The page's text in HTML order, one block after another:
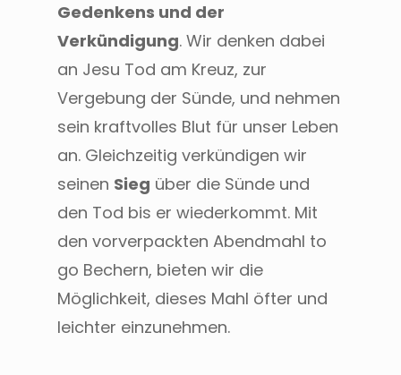
Gedenkens und der
Verkündigung. Wir denken dabei
an Jesu Tod am Kreuz, zur
Vergebung der Sünde, und nehmen
sein kraftvolles Blut für unser Leben
an. Gleichzeitig verkündigen wir
seinen Sieg über die Sünde und
den Tod bis er wiederkommt. Mit
den vorverpackten Abendmahl to
go Bechern, bieten wir die
Möglichkeit, dieses Mahl öfter und
leichter einzunehmen.